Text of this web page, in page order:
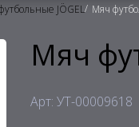
JÖGEL/ Мяч
Мяч
Арт: УТ-00009618